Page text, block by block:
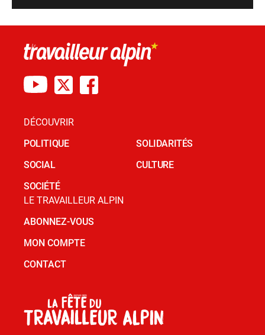
DÉCOUVRIR
POLITIQUE
SOCIAL
SOCIÉTÉ
SOLIDARITÉS
CULTURE
LE TRAVAILLEUR ALPIN
ABONNEZ-VOUS
MON COMPTE
CONTACT